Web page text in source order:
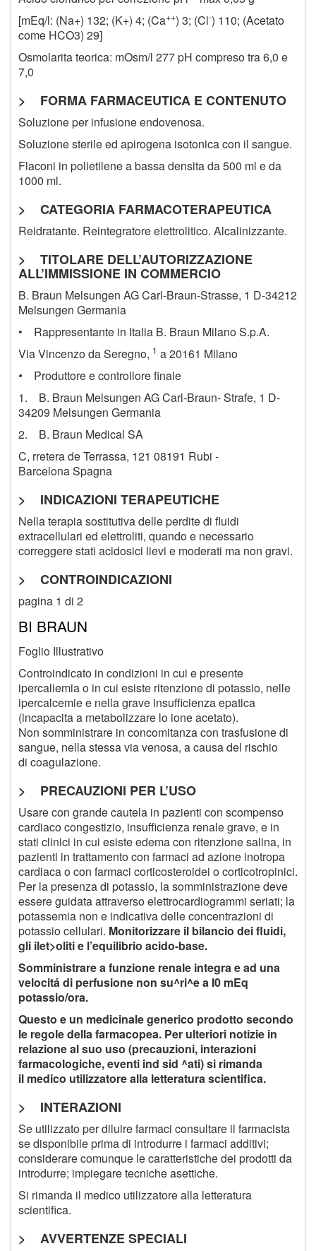
[mEq/l: (Na+) 132; (K+) 4; (Ca++) 3; (Cl-) 110; (Acetato
come HCO3) 29]
Osmolarita teorica: mOsm/l 277 pH compreso tra 6,0 e
7,0
> FORMA FARMACEUTICA E CONTENUTO
Soluzione per infusione endovenosa.
Soluzione sterile ed apirogena isotonica con il sangue.
Flaconi in polietilene a bassa densita da 500 ml e da
1000 ml.
> CATEGORIA FARMACOTERAPEUTICA
Reidratante. Reintegratore elettrolitico. Alcalinizzante.
> TITOLARE DELL’AUTORIZZAZIONE
ALL’IMMISSIONE IN COMMERCIO
B. Braun Melsungen AG Carl-Braun-Strasse, 1 D-34212
Melsungen Germania
• Rappresentante in Italia B. Braun Milano S.p.A.
Via Vincenzo da Seregno, 1 a 20161 Milano
• Produttore e controllore finale
1. B. Braun Melsungen AG Carl-Braun- Strafe, 1 D-
34209 Melsungen Germania
2. B. Braun Medical SA
C, rretera de Terrassa, 121 08191 Rubi -
Barcelona Spagna
> INDICAZIONI TERAPEUTICHE
Nella terapia sostitutiva delle perdite di fluidi
extracellulari ed elettroliti, quando e necessario
correggere stati acidosici lievi e moderati ma non gravi.
> CONTROINDICAZIONI
pagina 1 di 2
BI BRAUN
Foglio Illustrativo
Controindicato in condizioni in cui e presente
ipercaliemia o in cui esiste ritenzione di potassio, nelle
ipercalcemie e nella grave insufficienza epatica
(incapacita a metabolizzare lo ione acetato).
Non somministrare in concomitanza con trasfusione di
sangue, nella stessa via venosa, a causa del rischio
di coagulazione.
> PRECAUZIONI PER L’USO
Usare con grande cautela in pazienti con scompenso
cardiaco congestizio, insufficienza renale grave, e in
stati clinici in cui esiste edema con ritenzione salina, in
pazienti in trattamento con farmaci ad azione inotropa
cardiaca o con farmaci corticosteroidei o corticotropinici.
Per la presenza di potassio, la somministrazione deve
essere guidata attraverso elettrocardiogrammi seriati; la
potassemia non e indicativa delle concentrazioni di
potassio cellulari. Monitorizzare il bilancio dei fluidi,
gli ilet>oliti e l’equilibrio acido-base.
Somministrare a funzione renale integra e ad una
velocitá di perfusione non su^ri^e a I0 mEq
potassio/ora.
Questo e un medicinale generico prodotto secondo
le regole della farmacopea. Per ulteriori notizie in
relazione al suo uso (precauzioni, interazioni
farmacologiche, eventi ind sid ^ati) si rimanda
il medico utilizzatore alla letteratura scientifica.
> INTERAZIONI
Se utilizzato per diluire farmaci consultare il farmacista
se disponibile prima di introdurre i farmaci additivi;
considerare comunque le caratteristiche dei prodotti da
introdurre; impiegare tecniche asettiche.
Si rimanda il medico utilizzatore alla letteratura
scientifica.
> AVVERTENZE SPECIALI